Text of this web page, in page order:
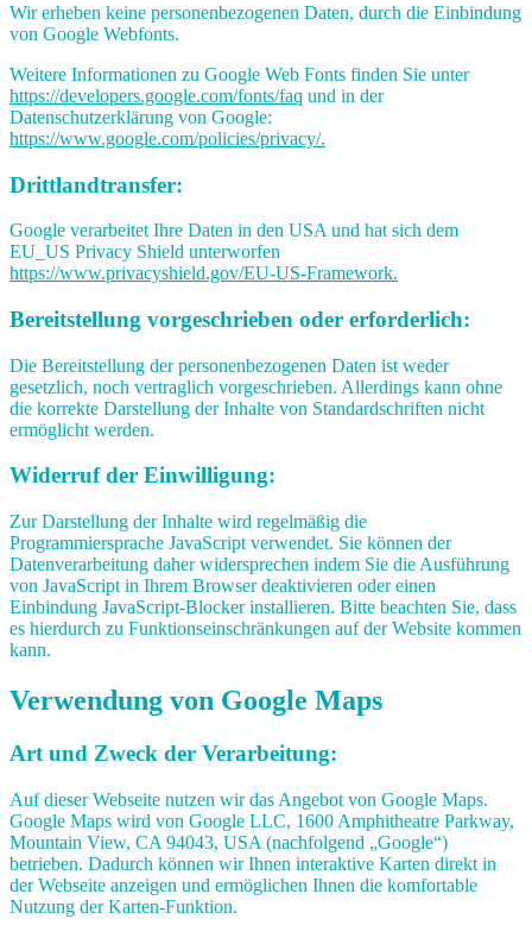
Wir erheben keine personenbezogenen Daten, durch die Einbindung
von Google Webfonts.
Weitere Informationen zu Google Web Fonts finden Sie unter
https://developers.google.com/fonts/faq und in der
Datenschutzerklärung von Google:
https://www.google.com/policies/privacy/.
Drittlandtransfer:
Google verarbeitet Ihre Daten in den USA und hat sich dem
EU_US Privacy Shield unterworfen
https://www.privacyshield.gov/EU-US-Framework.
Bereitstellung vorgeschrieben oder erforderlich:
Die Bereitstellung der personenbezogenen Daten ist weder
gesetzlich, noch vertraglich vorgeschrieben. Allerdings kann ohne
die korrekte Darstellung der Inhalte von Standardschriften nicht
ermöglicht werden.
Widerruf der Einwilligung:
Zur Darstellung der Inhalte wird regelmäßig die
Programmiersprache JavaScript verwendet. Sie können der
Datenverarbeitung daher widersprechen indem Sie die Ausführung
von JavaScript in Ihrem Browser deaktivieren oder einen
Einbindung JavaScript-Blocker installieren. Bitte beachten Sie, dass
es hierdurch zu Funktionseinschränkungen auf der Website kommen
kann.
Verwendung von Google Maps
Art und Zweck der Verarbeitung:
Auf dieser Webseite nutzen wir das Angebot von Google Maps.
Google Maps wird von Google LLC, 1600 Amphitheatre Parkway,
Mountain View, CA 94043, USA (nachfolgend „Google“)
betrieben. Dadurch können wir Ihnen interaktive Karten direkt in
der Webseite anzeigen und ermöglichen Ihnen die komfortable
Nutzung der Karten-Funktion.